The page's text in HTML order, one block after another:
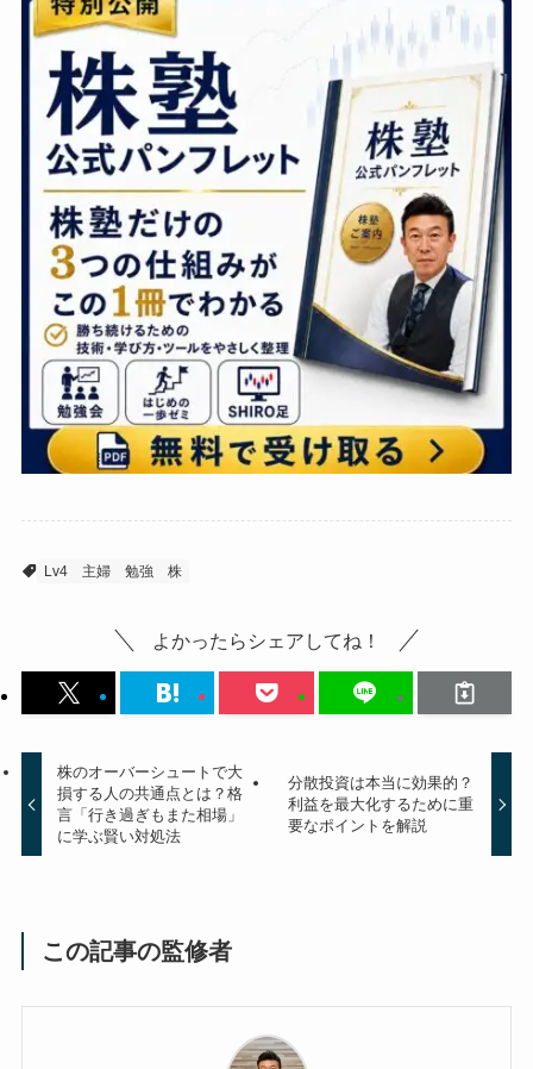
Lv4 主婦 勉強 株
よかったらシェアしてね！
株のオーバーシュートで大
損する人の共通点とは？格
言「行き過ぎもまた相場」
に学ぶ賢い対処法
分散投資は本当に効果的？
利益を最大化するために重
要なポイントを解説
この記事の監修者